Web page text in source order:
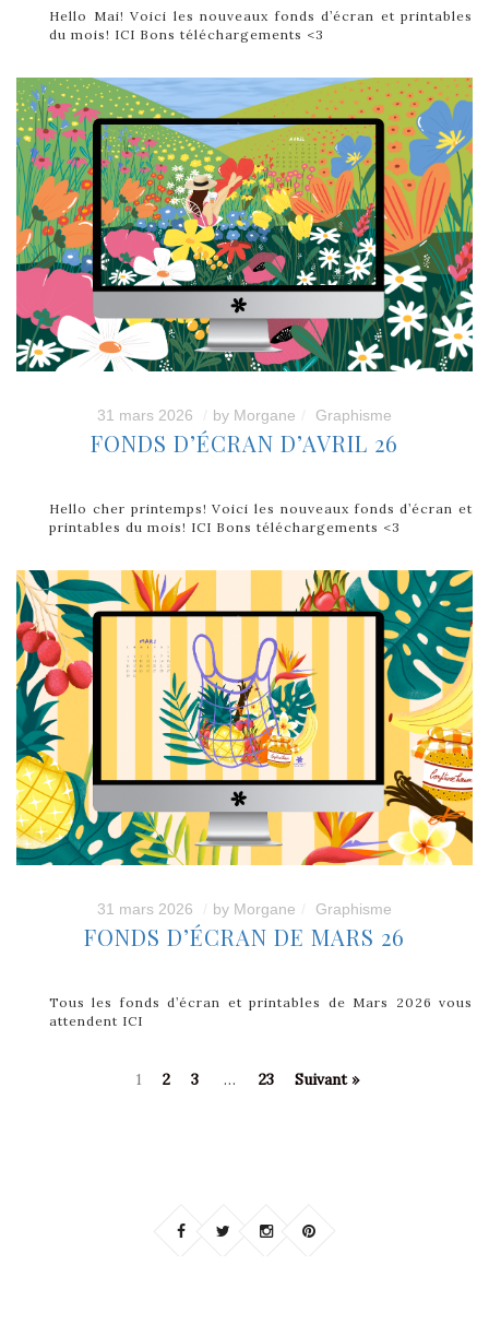
Hello Mai! Voici les nouveaux fonds d’écran et printables
du mois! ICI Bons téléchargements <3
31 mars 2026 by Morgane Graphisme
FONDS D’ÉCRAN D’AVRIL 26
Hello cher printemps! Voici les nouveaux fonds d’écran et
printables du mois! ICI Bons téléchargements <3
31 mars 2026 by Morgane Graphisme
FONDS D’ÉCRAN DE MARS 26
Tous les fonds d’écran et printables de Mars 2026 vous
attendent ICI
1 2 3 … 23 Suivant »